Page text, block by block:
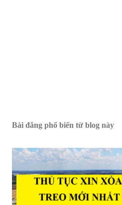
Bài đăng phổ biến từ blog này